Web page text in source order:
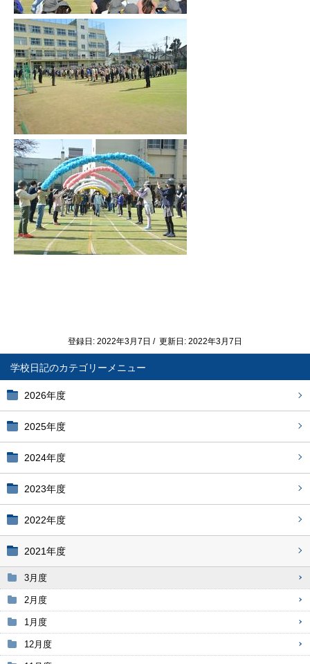
学校日記
2026年度
2025年度
2024年度
2023年度
2022年度
2021年度
3月度
2月度
1月度
12月度
登録日: 2022年3月7日 / 更新日: 2022年3月7日